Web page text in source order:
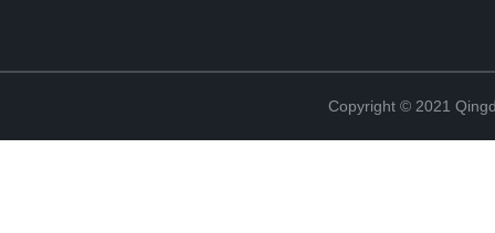
Copyright © 2021